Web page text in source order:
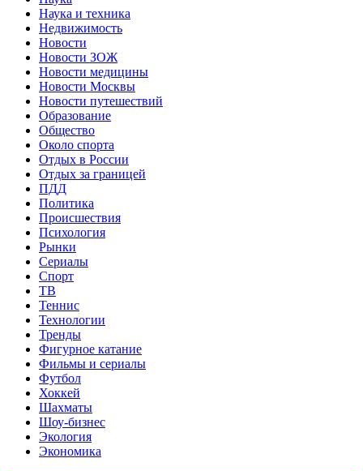
Наука и техника
Недвижимость
Новости
Новости ЗОЖ
Новости медицины
Новости Москвы
Новости путешествий
Образование
Общество
Около спорта
Отдых в России
Отдых за границей
ПДД
Политика
Происшествия
Психология
Рынки
Сериалы
Спорт
ТВ
Теннис
Технологии
Тренды
Фигурное катание
Фильмы и сериалы
Футбол
Хоккей
Шахматы
Шоу-бизнес
Экология
Экономика